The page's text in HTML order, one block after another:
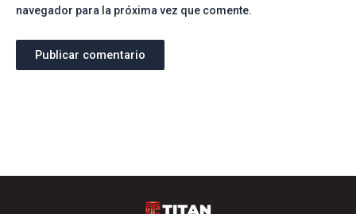
navegador para la próxima vez que comente.